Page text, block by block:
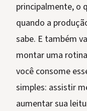
principalmente, o
quando a
sabe. E também
montar uma
você consome
simples: assistir
aumentar sua